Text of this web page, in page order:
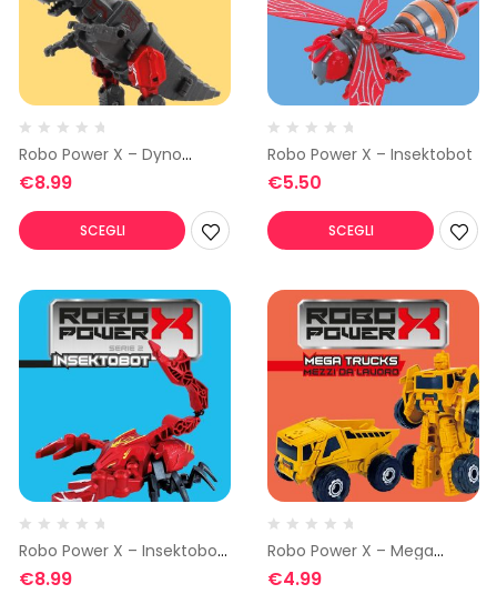
Robo Power X – Dyno
Squad 3
€8.99
SCEGLI
Robo Power X – Insektobot
€5.50
SCEGLI
Robo Power X – Insektobot
2
€8.99
Robo Power X – Mega
Trucks Mezzi da Lavoro
€4.99